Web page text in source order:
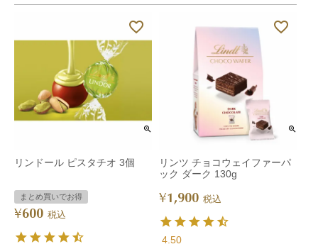
リンドール ピスタチオ 3個
まとめ買いでお得
¥600 税込
リンツ チョコウェイファーパ
ック ダーク 130g
¥1,900 税込
4.50